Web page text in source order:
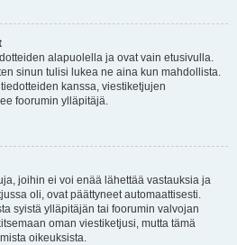
alapuolella ja ovat vain etusivulla.
sinun tulisi lukea ne aina kun mahdollista.
kanssa, viestiketjujen
foorumin ylläpitäjä.
joihin ei voi enää lähettää vastauksia ja
oli, ovat päättyneet automaattisesti.
syistä ylläpitäjän tai foorumin valvojan
oman viestiketjusi, mutta tämä
oikeuksista.